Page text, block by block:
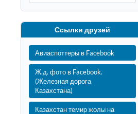
Ссылки друзей
Авиаспоттеры в Facebook
Ж.д. фото в Facebook.
(Железная дорога
Казахстана)
Казахстан темир жолы на